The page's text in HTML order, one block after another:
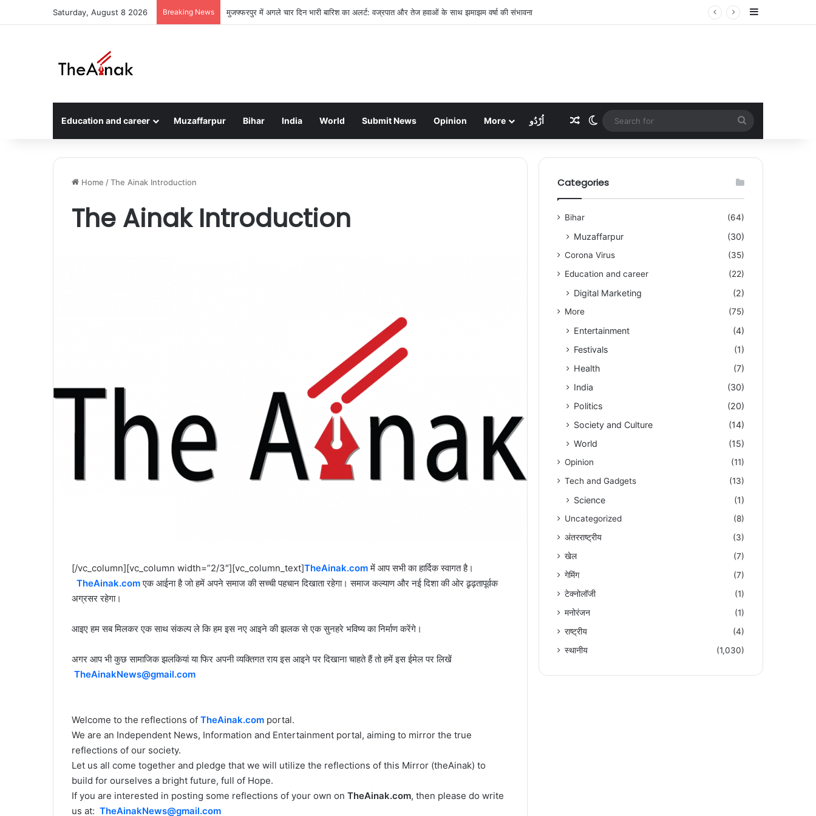
Saturday, August 8 2026 Breaking News मुजफ्फरपुर में अगले चार दिन भारी बारिश का अलर्ट: वज्रपात और तेज हवाओं के साथ झमाझम वर्षा की संभावना
Education and career Muzaffarpur Bihar India World Submit News Opinion More اُرْدُو Random Article
Switch skin
for
Home /The Ainak Introduction
The Ainak Introduction
[/vc_column][vc_column width=”2/3″][vc_column_text]TheAinak.comमें आप सभी का हार्दिक स्वागत है।
TheAinak.comएक आईना है जो हमें अपने समाज की सच्ची पहचान दिखाता रहेगा। समाज कल्याण और नई दिशा की ओर ढृढ़तापूर्वक
अग्रसर रहेगा।
आइए हम सब मिलकर एक साथ संकल्प ले कि हम इस नए आइने की झलक से एक सुनहरे भविष्य का निर्माण करेंगे।
अगर आप भी कुछ सामाजिक झलकियां या फिर अपनी व्यक्तिगत राय इस आइने पर दिखाना चाहते हैं तो हमें इस ईमेल पर लिखें
TheAinakNews@gmail.com
Welcome to the reflections of TheAinak.com portal.
We are an Independent News, Information and Entertainment portal, aiming to mirror the true
reflections of our society.
Let us all come together and pledge that we will utilize the reflections of this Mirror (theAinak) to
build for ourselves a bright future, full of Hope.
If you are interested in posting some reflections of your own on TheAinak.com, then please do write
us at: TheAinakNews@gmail.com
Categories
Bihar (64)
Muzaffarpur (30)
Corona Virus
(35)
Education and career
(22)
Digital Marketing (2)
More (75)
Entertainment
(4)
Festivals
(1)
Health
(7)
India
(30)
Politics
(20)
Society and Culture
(14)
World
(15)
Opinion
(11)
Tech and Gadgets
(13)
Science (1)
Uncategorized
(8)
अंतरराष्ट्रीय
(3)
खेल
(7)
गेमिंग
(7)
टेक्नोलॉजी
(1)
मनोरंजन
(1)
राष्ट्रीय
(4)
स्थानीय
(1,030)